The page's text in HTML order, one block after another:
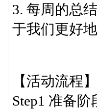
3. 每周的总
于我们更好
【活动流程】
Step1 准备阶